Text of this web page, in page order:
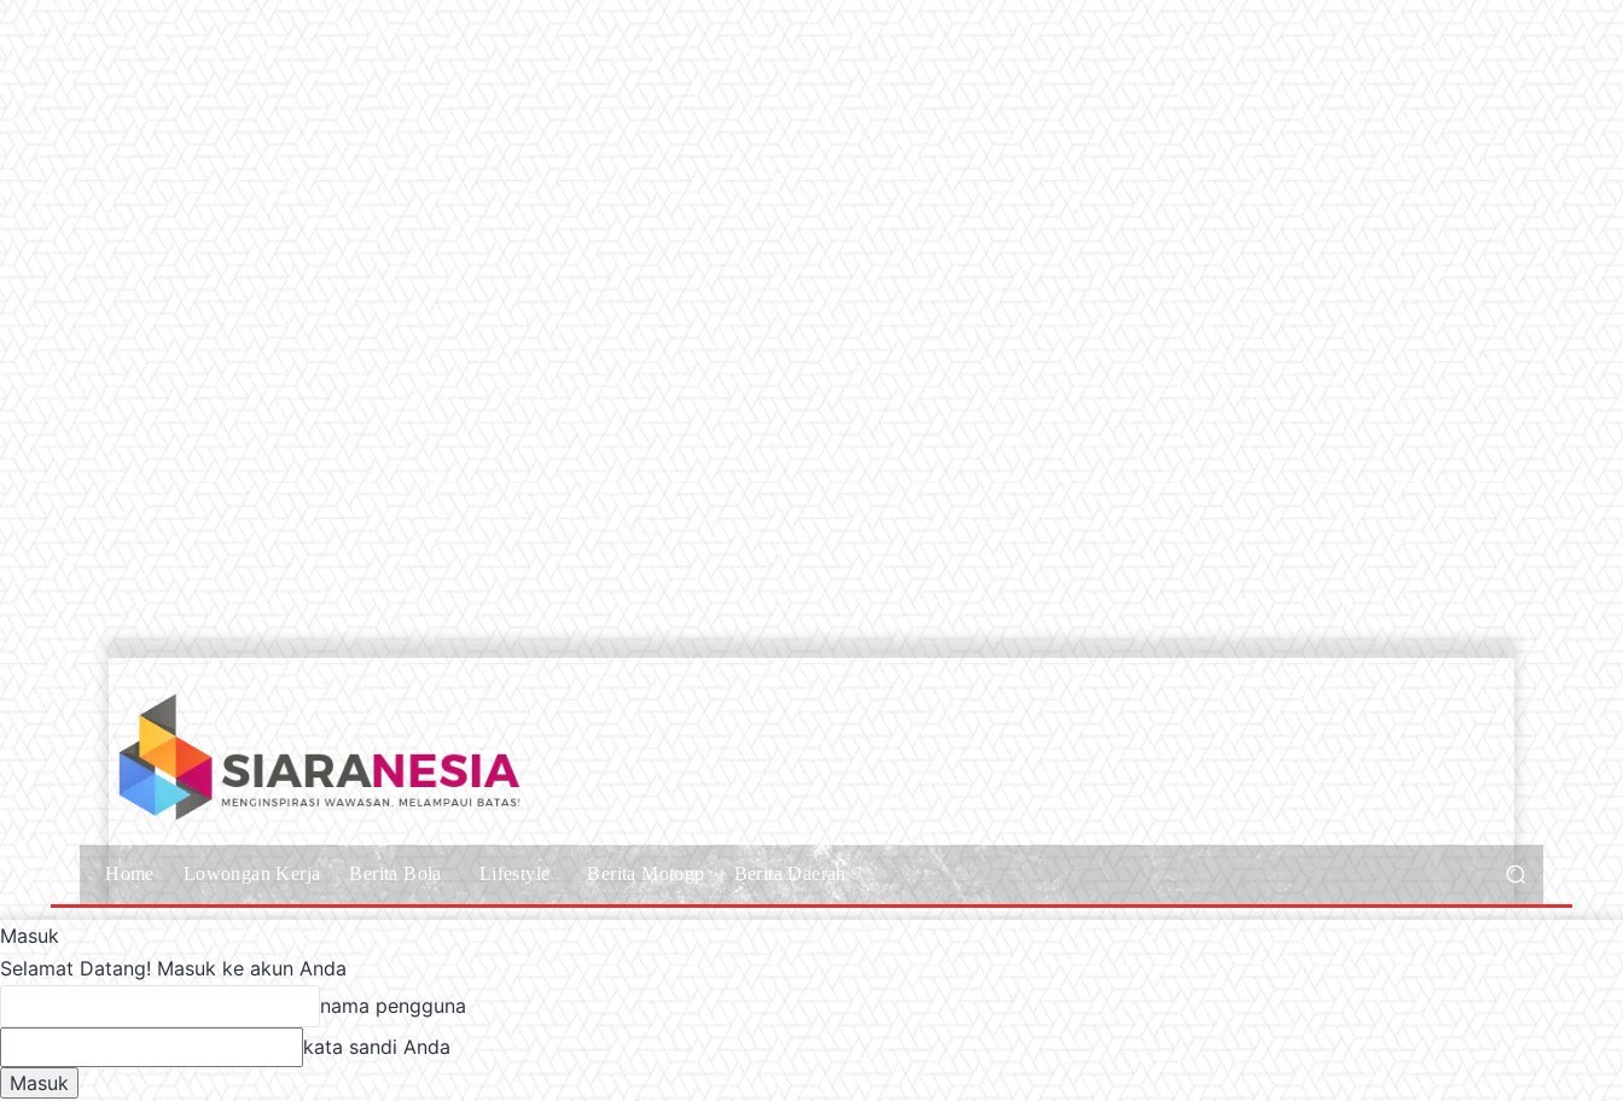
Home Lowongan Kerja Berita Bola Lifestyle Berita Motogp Berita Daerah
Masuk
Selamat Datang! Masuk ke akun Anda
nama pengguna
kata sandi Anda